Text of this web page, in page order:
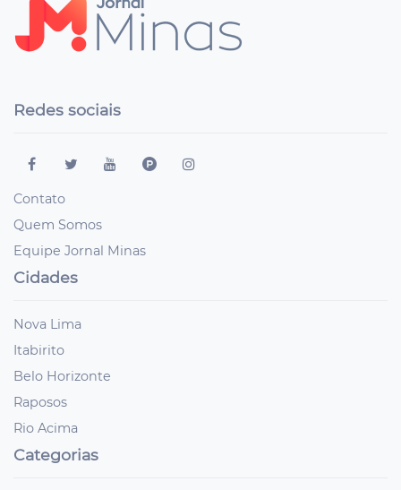
Redes sociais
Contato
Quem Somos
Equipe Jornal Minas
Cidades
Nova Lima
Itabirito
Belo Horizonte
Raposos
Rio Acima
Categorias